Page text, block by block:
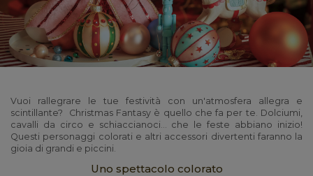
Vuoi rallegrare le tue festività con un'atmosfera allegra e
scintillante? Christmas Fantasy è quello che fa per te. Dolciumi,
cavalli da circo e schiaccianoci... che le feste abbiano inizio!
Questi personaggi colorati e altri accessori divertenti faranno la
gioia di grandi e piccini.
Uno spettacolo colorato